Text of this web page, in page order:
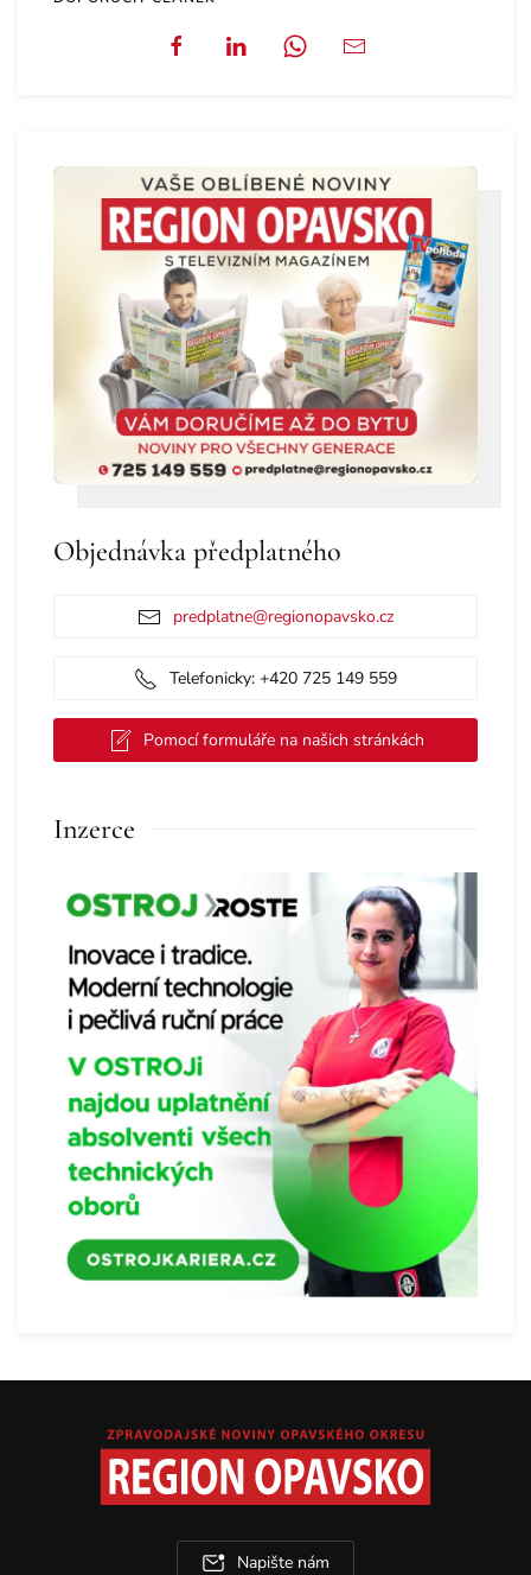
Objednávka předplatného
predplatne@regionopavsko.cz
Telefonicky: +420 725 149 559
Pomocí formuláře na našich stránkách
Inzerce
Napište nám